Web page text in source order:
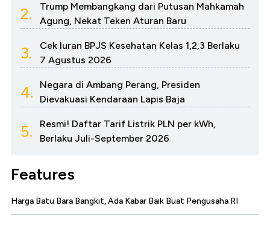
2.
Trump Membangkang dari Putusan Mahkamah
Agung, Nekat Teken Aturan Baru
3.
Cek Iuran BPJS Kesehatan Kelas 1,2,3 Berlaku
7 Agustus 2026
4.
Negara di Ambang Perang, Presiden
Dievakuasi Kendaraan Lapis Baja
5.
Resmi! Daftar Tarif Listrik PLN per kWh,
Berlaku Juli-September 2026
Features
Harga Batu Bara Bangkit, Ada Kabar Baik Buat Pengusaha RI